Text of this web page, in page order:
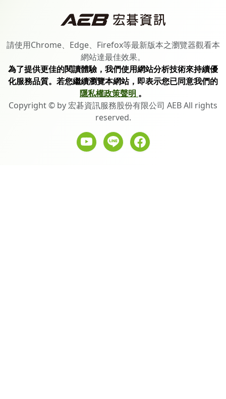
請使用Chrome、Edge、Firefox等最新版本之瀏覽器觀看本
網站達最佳效果。
為了提供更佳的閱讀體驗，我們使用網站分析技術來持續優
化服務品質。若您繼續瀏覽本網站，即表示您已同意我們的
隱私權政策聲明 。
Copyright © by 宏碁資訊服務股份有限公司 AEB All rights
reserved.